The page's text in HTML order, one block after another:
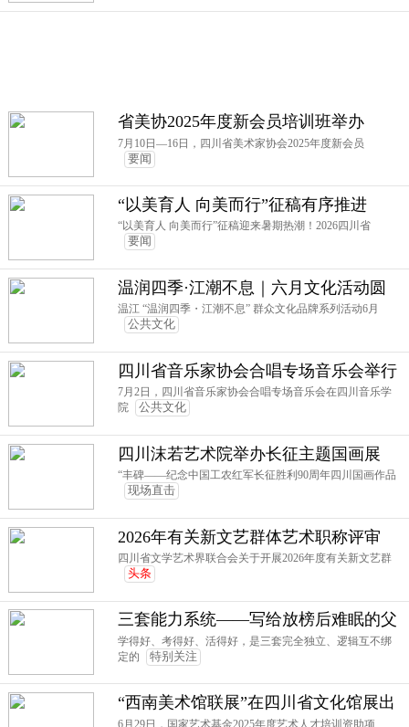
省美协2025年度新会员培训班举办
7月10日—16日，四川省美术家协会2025年度新会员
要闻
“以美育人 向美而行”征稿有序推进
“以美育人 向美而行”征稿迎来暑期热潮！2026四川省
要闻
温润四季·江潮不息｜六月文化活动圆
满收官！音乐会、皮影戏、短视频课
堂，解锁温江夏日烟火浪漫
温江 “温润四季・江潮不息” 群众文化品牌系列活动6月
公共文化
四川省音乐家协会合唱专场音乐会举行
7月2日，四川省音乐家协会合唱专场音乐会在四川音乐学
院
公共文化
四川沫若艺术院举办长征主题国画展
“丰碑——纪念中国工农红军长征胜利90周年四川国画作品
现场直击
2026年有关新文艺群体艺术职称评审
四川省文学艺术界联合会关于开展2026年度有关新文艺群
头条
三套能力系统——写给放榜后难眠的父
母
学得好、考得好、活得好，是三套完全独立、逻辑互不绑
定的
特别关注
“西南美术馆联展”在四川省文化馆展出
6月29日，国家艺术基金2025年度艺术人才培训资助项